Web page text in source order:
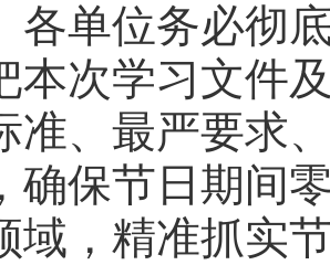
各单位务必彻
本次学习文件
准、最严要求
确保节日期间
域，精准抓实